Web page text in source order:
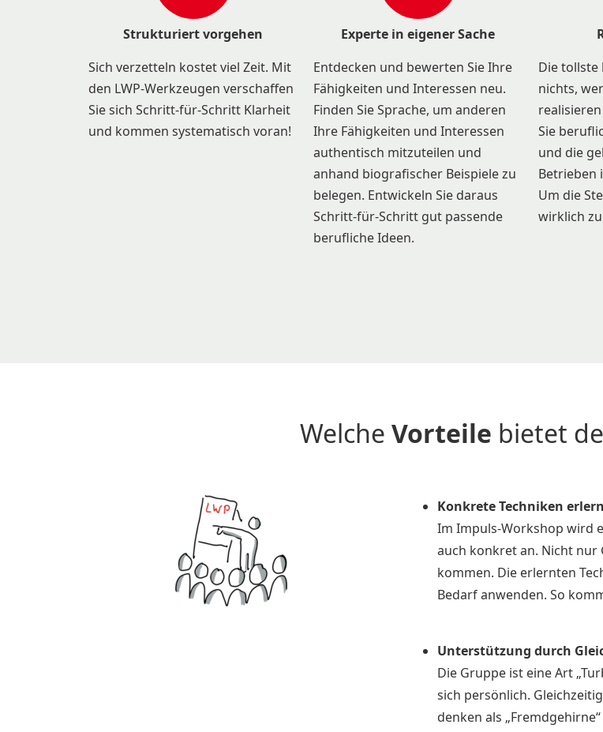
Strukturiert vorgehen
Sich verzetteln kostet viel Zeit. Mit
den LWP-Werkzeugen verschaffen
Sie sich Schritt-für-Schritt Klarheit
und kommen systematisch voran!
Experte in eigener Sache
Entdecken und bewerten Sie Ihre
Fähigkeiten und Interessen neu.
Finden Sie Sprache, um anderen
Ihre Fähigkeiten und Interessen
authentisch mitzuteilen und
anhand biografischer Beispiele zu
belegen. Entwickeln Sie daraus
Schritt-für-Schritt gut passende
berufliche Ideen.
Die
nichts,
Sie
und die
Betrieben
Um die
wirklich
Welche Vorteile bietet
Konkrete Techniken
Im Impuls-Workshop wird
auch konkret an. Nicht
kommen. Die erlernten
Bedarf anwenden. So
Unterstützung durch
Die Gruppe ist eine Art
sich persönlich.
denken als